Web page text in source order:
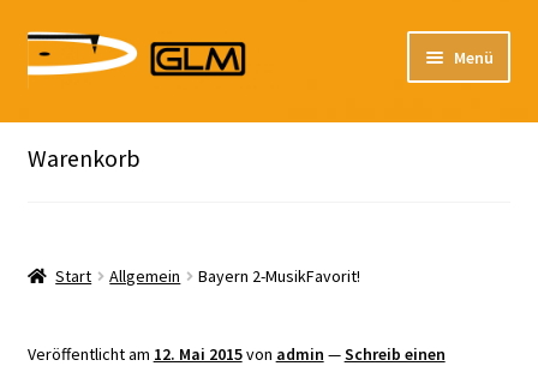
Zur
Navigation
Zum
Inhalt
Menü
Unser Katalog
Warenkorb
Start Allgemein Bayern 2-MusikFavorit!
Veröffentlicht am 12. Mai 2015von admin —Schreib einen